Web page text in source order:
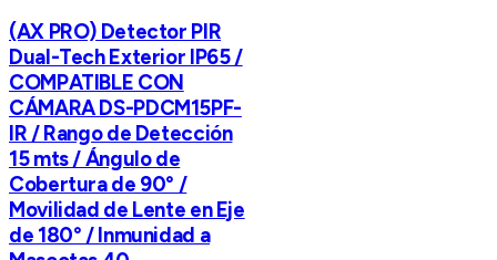
(AX PRO) Detector PIR
Dual-Tech Exterior IP65 /
COMPATIBLE CON
CÁMARA DS-PDCM15PF-
IR / Rango de Detección
15 mts / Ángulo de
Cobertura de 90° /
Movilidad de Lente en Eje
de 180° / Inmunidad a